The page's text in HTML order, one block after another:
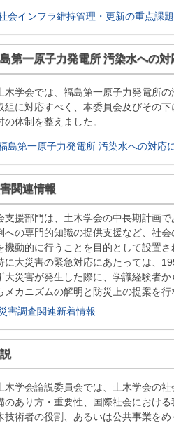
会インフラ維持管理・更新の重点課
第一原子力発電所 汚染水への
木学会では、福島第一原子力発電所
組に対応すべく、本委員会及びその
の体制を整えました。
島第一原子力発電所 汚染水への対応
関連情報
支援部門は、土木学会の中長期計画
への専門的知識の提供支援など、社
機動的に行うことを目的として設置さ
大災害の緊急対応にあたっては、
大災害が発生した際に、学識経験者
メカニズムの解明と防災上の提案を行
害調査関連新着情報
木学会論説委員会では、土木学会の
のあり方・重要性、国際社会におけ
技術者の役割、あるいは公共事業を